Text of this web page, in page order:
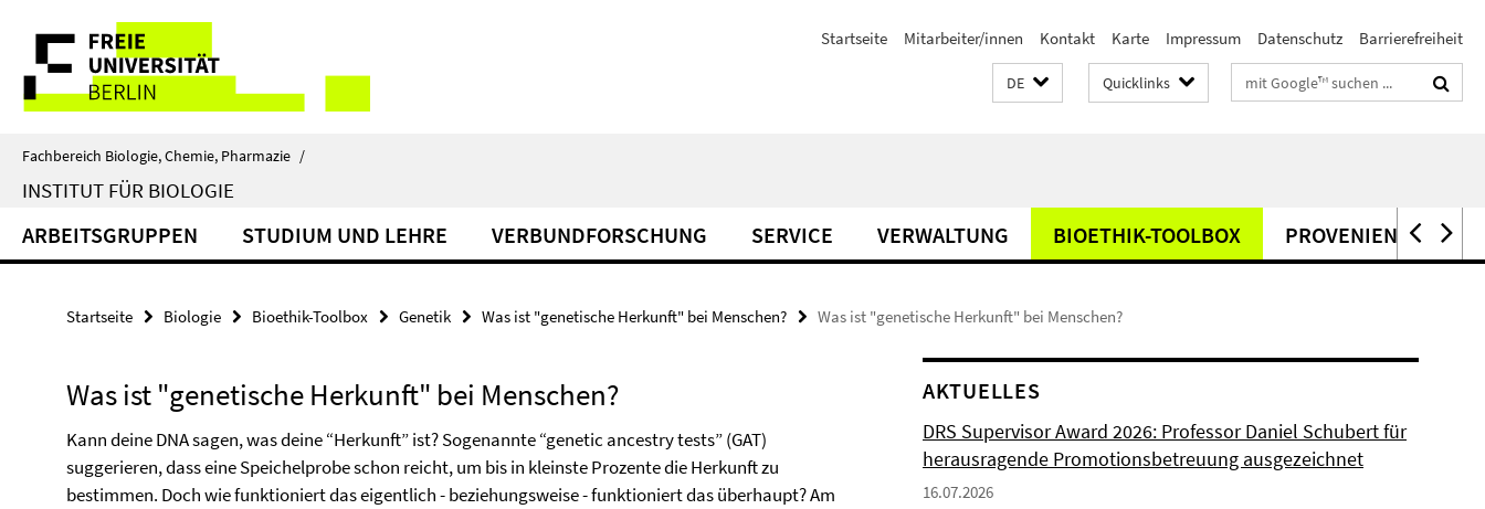
direkt
Inhalt
Service-
Navigation
Startseite Mitarbeiter/innen Kontakt Karte Impressum Datenschutz Barrierefreiheit
DE Quicklinks Suchbegriffe
Fachbereich Biologie, Chemie, Pharmazie /
INSTITUT FÜR BIOLOGIE
ARBEITSGRUPPEN STUDIUM UND LEHRE VERBUNDFORSCHUNG SERVICE VERWALTUNG BIOETHIK-TOOLBOX
Startseite Biologie Bioethik-Toolbox Genetik Was ist "genetische Herkunft" bei Menschen? Was ist "genetische Herkunft" bei Menschen?
Was ist "genetische Herkunft" bei Menschen?
Kann deine DNA sagen, was deine “Herkunft” ist? Sogenannte “genetic ancestry tests” (GAT)
suggerieren, dass eine Speichelprobe schon reicht, um bis in kleinste Prozente die Herkunft zu
bestimmen. Doch wie funktioniert das eigentlich - beziehungsweise - funktioniert das überhaupt? Am
AKTUELLES
DRS Supervisor Award 2026: Professor Daniel Schubert für
herausragende Promotionsbetreuung ausgezeichnet
16.07.2026